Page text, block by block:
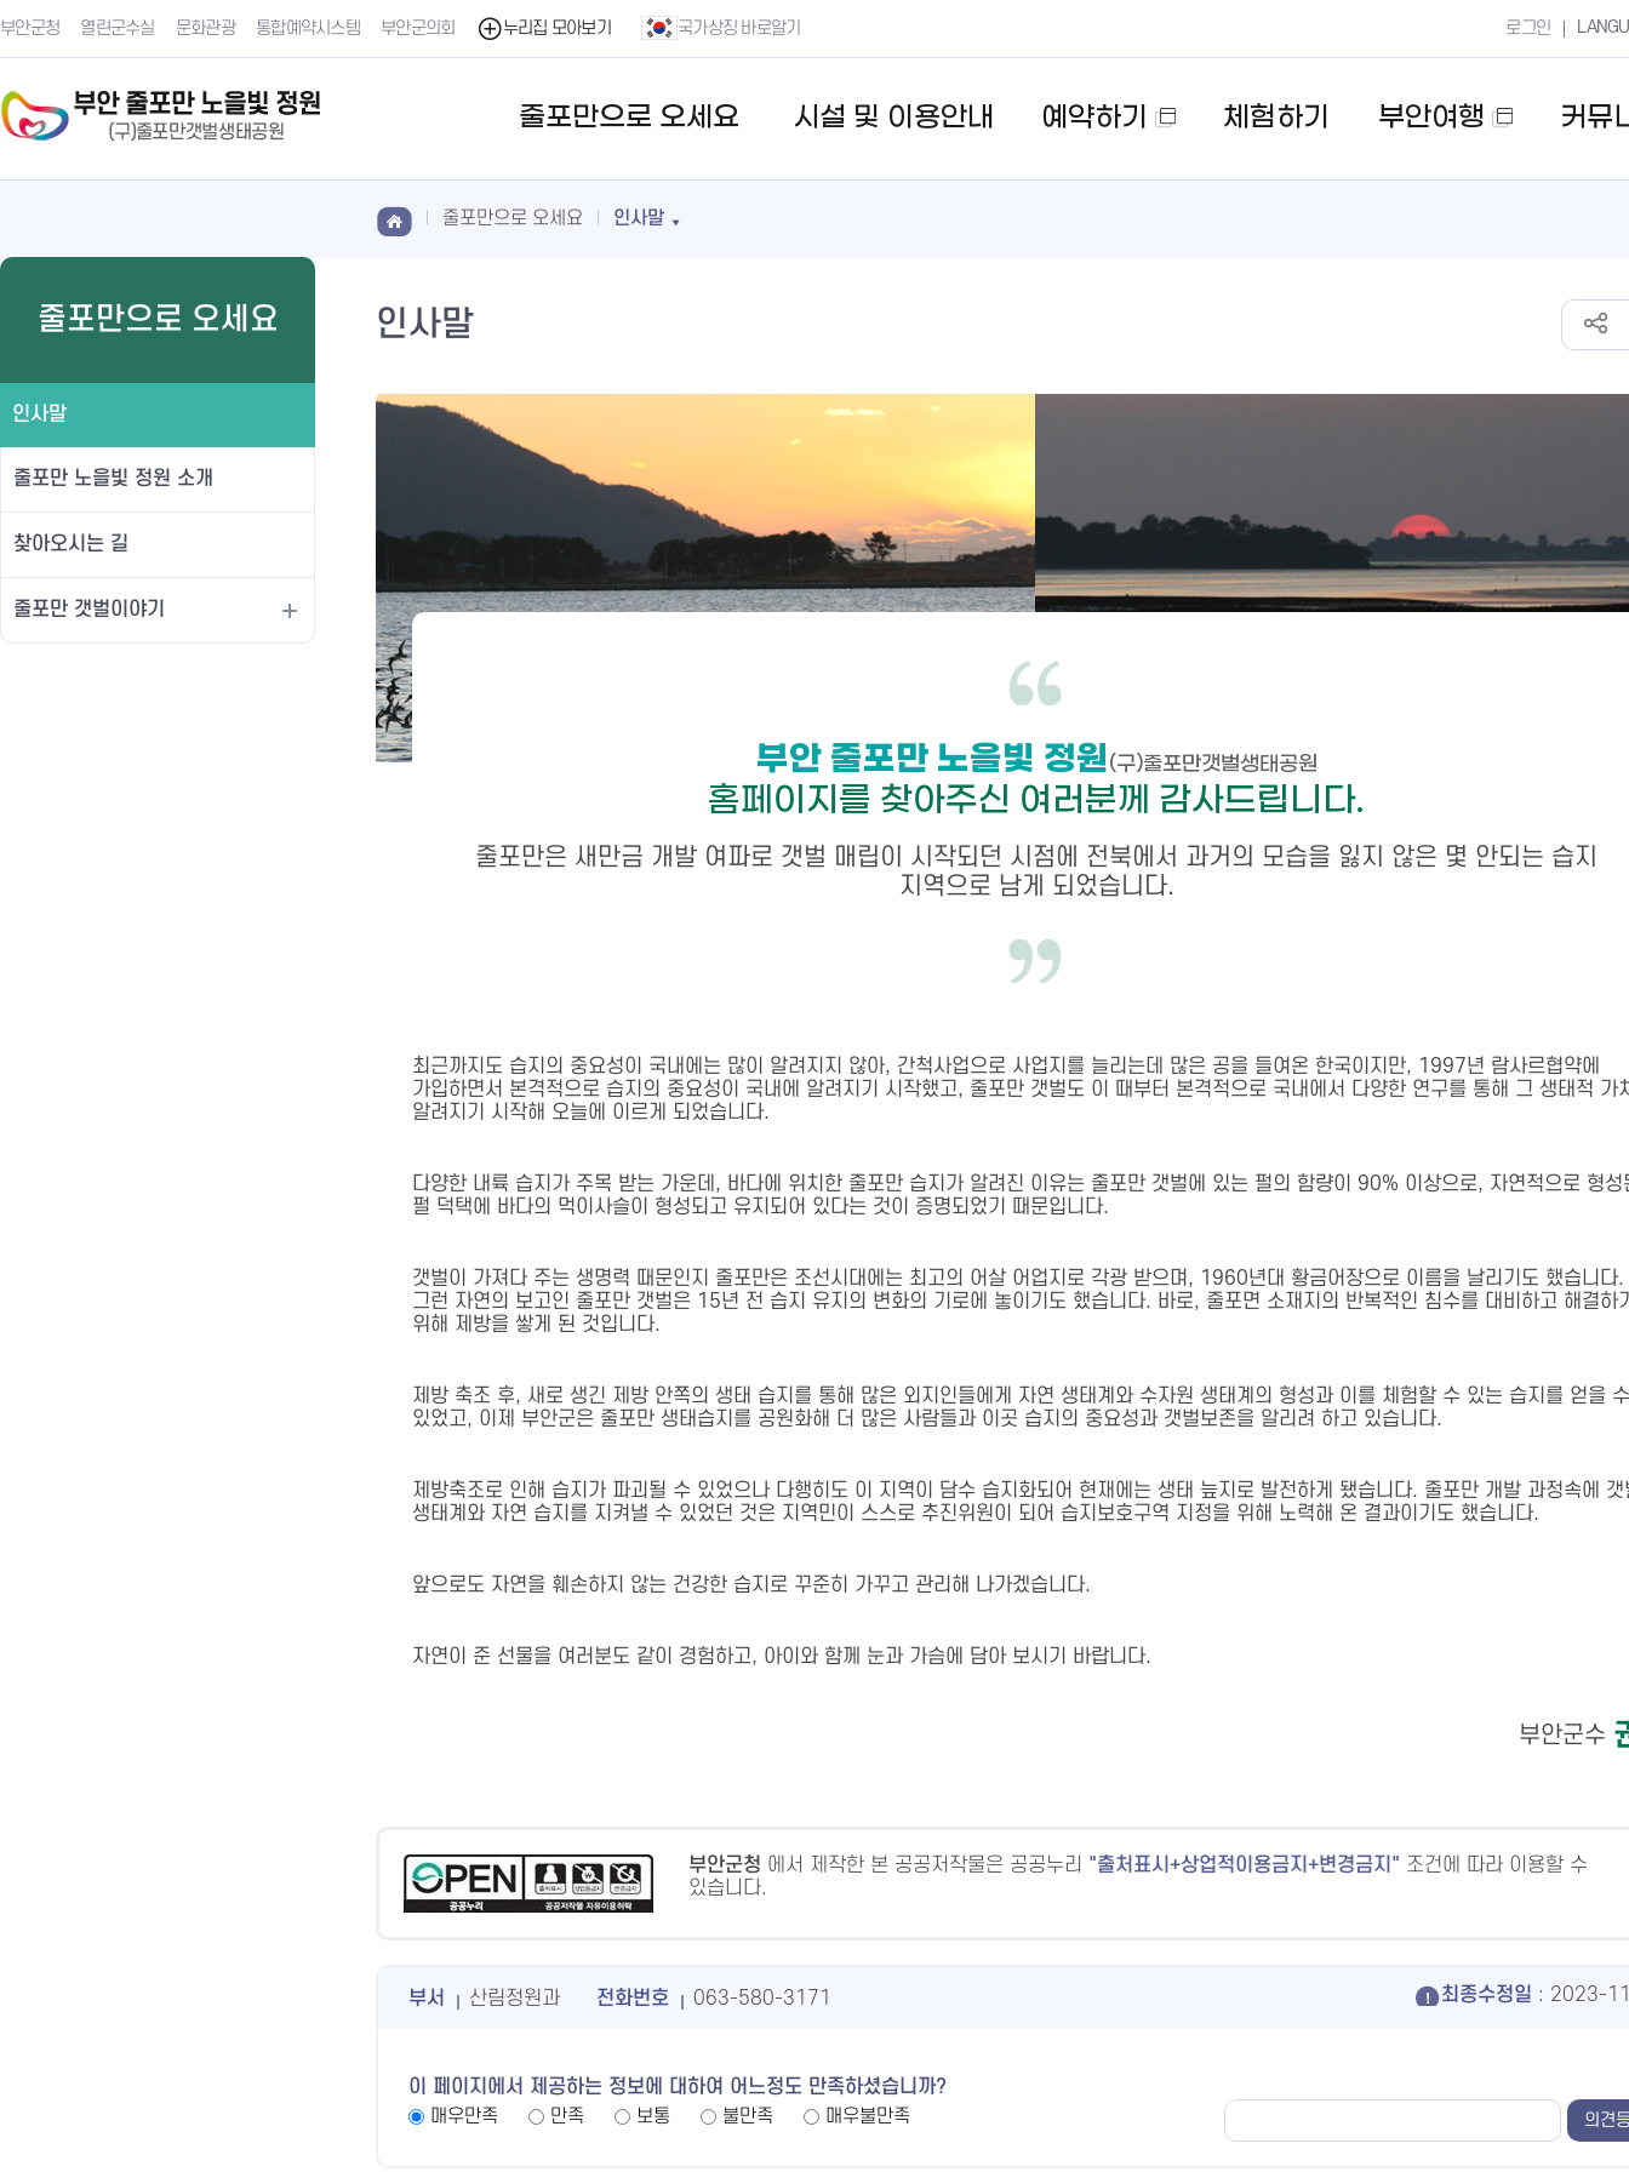
부안군청 열린군수실 문화관광 통합예약시스템 부안군의회 누리집 모아보기 국가상징 바로알기 로그인
줄포만으로 오세요 시설 및 이용안내
예약하기
창
체험하기
부안여행
창
커뮤
줄포만으로 오세요
인사말
줄포만 노을빛 정원 소개
찾아오시는 길
줄포만 갯벌이야기
줄포만으로 오세요 인사말
인사말
부안 줄포만 노을빛 정원(구)줄포만갯벌생태공원
홈페이지를 찾아주신 여러분께 감사드립니다.
줄포만은 새만금 개발 여파로 갯벌 매립이 시작되던 시점에 전북에서 과거의 모습을 잃지 않은 몇 안되는 습지
지역으로 남게 되었습니다.
최근까지도 습지의 중요성이 국내에는 많이 알려지지 않아, 간척사업으로 사업지를 늘리는데 많은 공을 들여온 한국이지만, 1997년 람사르협약에
가입하면서 본격적으로 습지의 중요성이 국내에 알려지기 시작했고, 줄포만 갯벌도 이 때부터 본격적으로 국내에서 다양한 연구를 통해 그 생태적 가
알려지기 시작해 오늘에 이르게 되었습니다.
다양한 내륙 습지가 주목 받는 가운데, 바다에 위치한 줄포만 습지가 알려진 이유는 줄포만 갯벌에 있는 펄의 함량이 90% 이상으로, 자연적으로 형성
펄 덕택에 바다의 먹이사슬이 형성되고 유지되어 있다는 것이 증명되었기 때문입니다.
갯벌이 가져다 주는 생명력 때문인지 줄포만은 조선시대에는 최고의 어살 어업지로 각광 받으며, 1960년대 황금어장으로 이름을 날리기도 했습니다.
그런 자연의 보고인 줄포만 갯벌은 15년 전 습지 유지의 변화의 기로에 놓이기도 했습니다. 바로, 줄포면 소재지의 반복적인 침수를 대비하고 해결하
위해 제방을 쌓게 된 것입니다.
제방 축조 후, 새로 생긴 제방 안쪽의 생태 습지를 통해 많은 외지인들에게 자연 생태계와 수자원 생태계의 형성과 이를 체험할 수 있는 습지를 얻을 수
있었고, 이제 부안군은 줄포만 생태습지를 공원화해 더 많은 사람들과 이곳 습지의 중요성과 갯벌보존을 알리려 하고 있습니다.
제방축조로 인해 습지가 파괴될 수 있었으나 다행히도 이 지역이 담수 습지화되어 현재에는 생태 늪지로 발전하게 됐습니다. 줄포만 개발 과정속에 갯
생태계와 자연 습지를 지켜낼 수 있었던 것은 지역민이 스스로 추진위원이 되어 습지보호구역 지정을 위해 노력해 온 결과이기도 했습니다.
앞으로도 자연을 훼손하지 않는 건강한 습지로 꾸준히 가꾸고 관리해 나가겠습니다.
자연이 준 선물을 여러분도 같이 경험하고, 아이와 함께 눈과 가슴에 담아 보시기 바랍니다.
부안군수
부안군청 에서 제작한 본 공공저작물은 공공누리 출처표시+상업적이용금지+변경금지
조건에 따라 이용할 수
있습니다.
부서 산림정원과 전화번호 063-580-3171 최종수정일 : 2023-
이 페이지에서 제공하는 정보에 대하여 어느정도 만족하셨습니까?
매우만족
만족 보통 불만족 매우불만족